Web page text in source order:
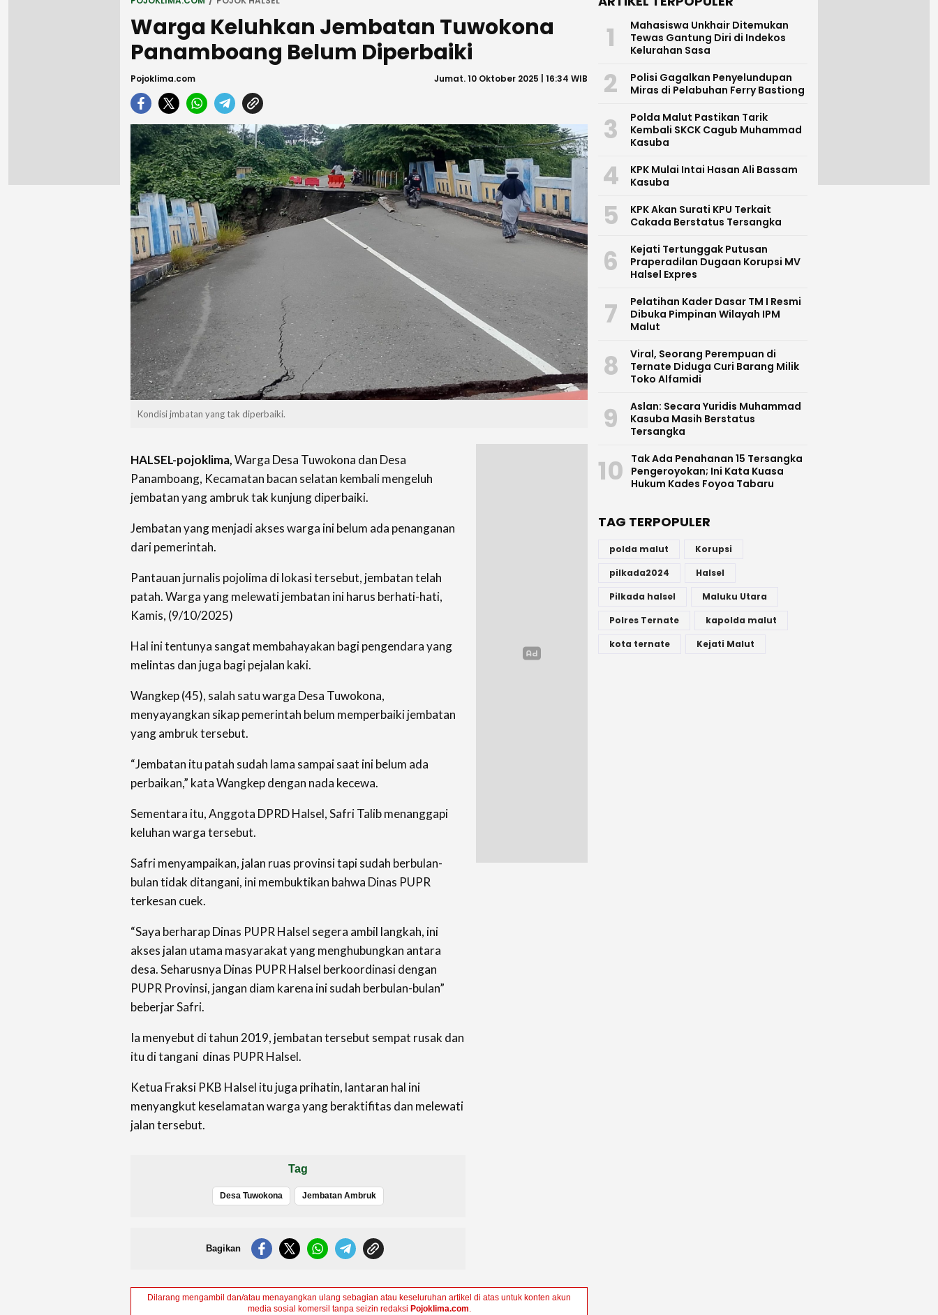
Warga Keluhkan Jembatan Tuwokona
Panamboang Belum Diperbaiki
Pojoklima.com Jumat. 10 Oktober 2025 | 16:34 WIB
Kondisi jmbatan yang tak diperbaiki.
HALSEL-pojoklima,Warga Desa Tuwokona dan Desa
Panamboang, Kecamatan bacan selatan kembali mengeluh
jembatan yang ambruk tak kunjung diperbaiki.
Jembatan yang menjadi akses warga ini belum ada penanganan
dari pemerintah.
Pantauan jurnalis pojolima di lokasi tersebut, jembatan telah
patah. Warga yang melewati jembatan ini harus berhati-hati,
Kamis, (9/10/2025)
Hal ini tentunya sangat membahayakan bagi pengendara yang
melintas dan juga bagi pejalan kaki.
Wangkep (45), salah satu warga Desa Tuwokona,
menyayangkan sikap pemerintah belum memperbaiki jembatan
yang ambruk tersebut.
“Jembatan itu patah sudah lama sampai saat ini belum ada
perbaikan,” kata Wangkep dengan nada kecewa.
Sementara itu, Anggota DPRD Halsel, Safri Talib menanggapi
keluhan warga tersebut.
Safri menyampaikan, jalan ruas provinsi tapi sudah berbulan-
bulan tidak ditangani, ini membuktikan bahwa Dinas PUPR
terkesan cuek.
“Saya berharap Dinas PUPR Halsel segera ambil langkah, ini
akses jalan utama masyarakat yang menghubungkan antara
desa. Seharusnya Dinas PUPR Halsel berkoordinasi dengan
PUPR Provinsi, jangan diam karena ini sudah berbulan-bulan”
beberjar Safri.
Ia menyebut di tahun 2019, jembatan tersebut sempat rusak dan
itu di tangani dinas PUPR Halsel.
Ketua Fraksi PKB Halsel itu juga prihatin, lantaran hal ini
menyangkut keselamatan warga yang beraktifitas dan melewati
jalan tersebut.
Tag
Desa Tuwokona Jembatan Ambruk
Bagikan
Dilarang mengambil dan/atau menayangkan ulang sebagian atau keseluruhan artikel di atas untuk konten akun
media sosial komersil tanpa seizin redaksi Pojoklima.com.
1
Mahasiswa Unkhair Ditemukan
Tewas Gantung Diri di Indekos
Kelurahan Sasa
2
Polisi Gagalkan Penyelundupan
Miras di Pelabuhan Ferry Bastiong
3
Polda Malut Pastikan Tarik
Kembali SKCK Cagub Muhammad
Kasuba
4
KPK Mulai Intai Hasan Ali Bassam
Kasuba
5
KPK Akan Surati KPU Terkait
Cakada Berstatus Tersangka
6
Kejati Tertunggak Putusan
Praperadilan Dugaan Korupsi MV
Halsel Expres
7
Pelatihan Kader Dasar TM I Resmi
Dibuka Pimpinan Wilayah IPM
Malut
8
Viral, Seorang Perempuan di
Ternate Diduga Curi Barang Milik
Toko Alfamidi
9
Aslan: Secara Yuridis Muhammad
Kasuba Masih Berstatus
Tersangka
10
Tak Ada Penahanan 15 Tersangka
Pengeroyokan; Ini Kata Kuasa
Hukum Kades Foyoa Tabaru
TAG TERPOPULER
polda malut
Korupsi
pilkada2024
Halsel
Pilkada halsel
Maluku Utara
Polres Ternate
kapolda malut
kota ternate
Kejati Malut